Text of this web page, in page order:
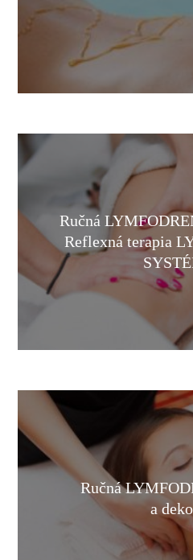
Ručná
Reflexná terapia
Ručná
a